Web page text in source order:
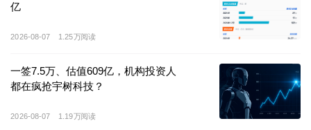
就其本身主业来看，公司聚焦液氧甲烷发动机、运载火
箭的自主研发生产，并提供商业航天发射服务。主力产
国内第一款进入量产以及商用的燃料火箭，另一款朱雀
三号系可重复使用的中大型液氧甲烷火箭，也是目前首
亿
2026-08-07 1.25万阅读
一签7.5万、估值609亿，机构投资人
都在疯抢宇树科技？
2026-08-07 1.19万阅读